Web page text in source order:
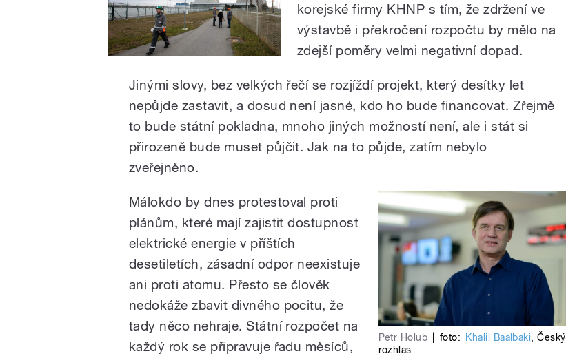
korejské firmy KHNP s tím, že zdržení ve
výstavbě i překročení rozpočtu by mělo na
zdejší poměry velmi negativní dopad.
Jinými slovy, bez velkých řečí se rozjíždí projekt, který desítky let
nepůjde zastavit, a dosud není jasné, kdo ho bude financovat. Zřejmě
to bude státní pokladna, mnoho jiných možností není, ale i stát si
přirozeně bude muset půjčit. Jak na to půjde, zatím nebylo
zveřejněno.
Petr Holub foto: Khalil Baalbaki,Český
rozhlas
Málokdo by dnes protestoval proti
plánům, které mají zajistit dostupnost
elektrické energie v příštích
desetiletích, zásadní odpor neexistuje
ani proti atomu. Přesto se člověk
nedokáže zbavit divného pocitu, že
tady něco nehraje. Státní rozpočet na
každý rok se připravuje řadu měsíců,